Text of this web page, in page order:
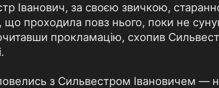
Іванович, за своєю звичкою,
проходила повз нього, поки не
прокламацію, схопив
з Сильвестром Івановичем —